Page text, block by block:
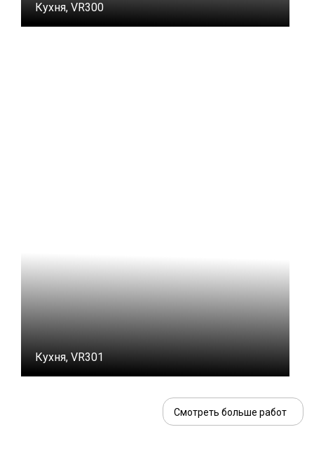
Кухня, VR300
Кухня, VR301
Смотреть больше работ